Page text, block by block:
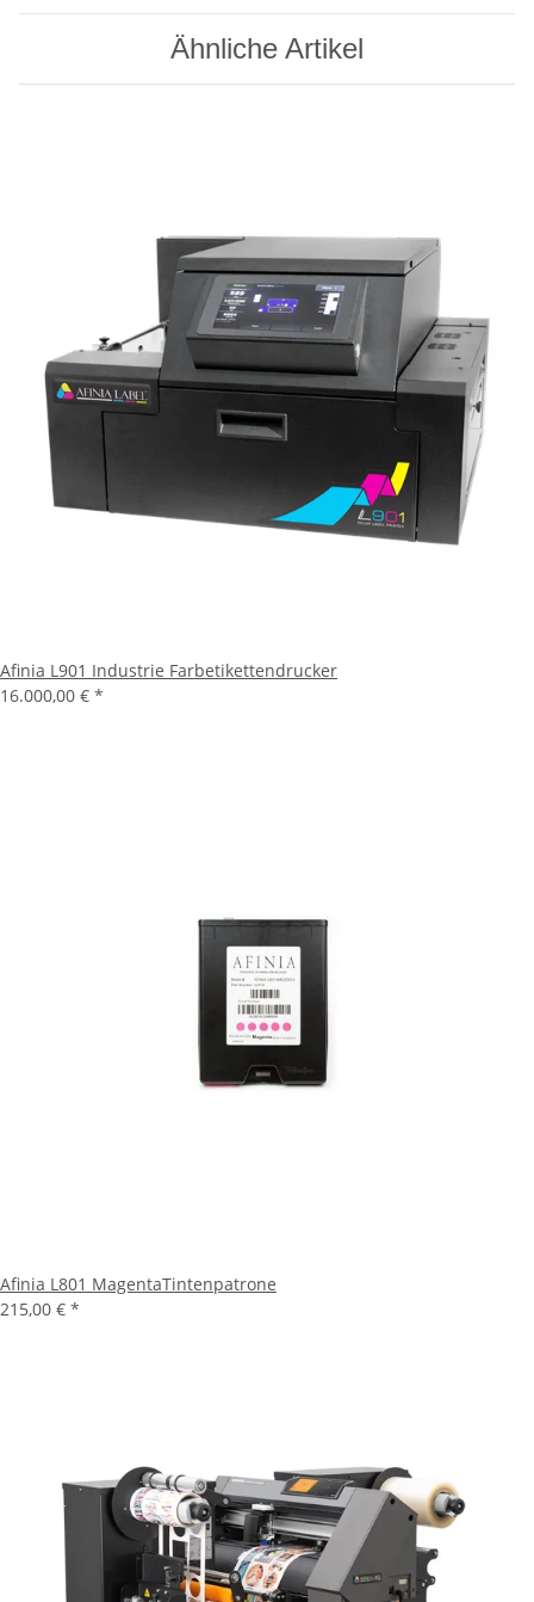
Ähnliche Artikel
Afinia L901 Industrie Farbetikettendrucker
16.000,00 € *
Afinia L801 MagentaTintenpatrone
215,00 € *